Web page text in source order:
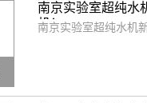
南京实验室超纯水
机！
南京实验室超纯水机